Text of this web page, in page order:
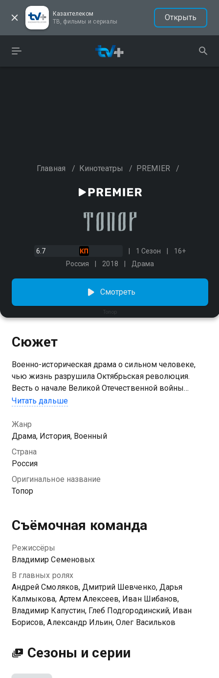
Казахтелеком
ТВ, фильмы и сериалы
Открыть
Главная / Кинотеатры / PREMIER /
6.7 1 Сезон
16+
Россия
2018 Драма
Топор
Смотреть
Сюжет
Военно-историческая драма о сильном человеке,
чью жизнь разрушила Октябрьская революция.
Весть о начале Великой Отечественной войны
приходит в далекую от боевых действий сибирскую
изгнании старый отшельник. Информация о
нападении врагов вынуждает его изменить свои
планы. Он был блестящим офицером и воевал на
стороне белогвардейцев, поэтому без раздумий
которую вскоре оккупируют вражеские войска.
Теперь от решений Ивана Андреевича зависят
Читать дальше
Жанр
Драма, История, Военный
Страна
Россия
Оригинальное название
Топор
Съёмочная команда
Режиссёры
Владимир Семеновых
В главных ролях
Андрей Смоляков, Дмитрий Шевченко, Дарья
Калмыкова, Артем Алексеев, Иван Шибанов,
Владимир Капустин, Глеб Подгородинский, Иван
Борисов, Александр Ильин, Олег Васильков
Сезоны и серии